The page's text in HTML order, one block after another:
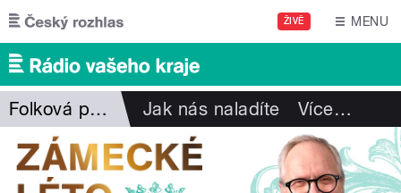
Přejít k hlavnímu obsahu
ŽIVĚ MENU
Folková pohlazení Jak nás naladíte Více…